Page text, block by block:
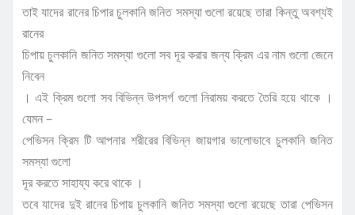
তাই যাদের রানের চিপার চুলকানি জনিত সমস্যা গুলো রয়েছে তারা কিন্তু অবশ্যই
রানের
চিপায় চুলকানি জনিত সমস্যা গুলো সব দূর করার জন্য ক্রিম এর নাম গুলো জেনে
নিবেন
। এই ক্রিম গুলো সব বিভিন্ন উপসর্গ গুলো নিরাময় করতে তৈরি হয়ে থাকে ।
যেমন –
পেভিসন ক্রিম টি আপনার শরীরের বিভিন্ন জায়গার ভালোভাবে চুলকানি জনিত
সমস্যা গুলো
দূর করতে সাহায্য করে থাকে ।
তবে যাদের দুই রানের চিপায় চুলকানি জনিত সমস্যা গুলো রয়েছে তারা পেভিসন